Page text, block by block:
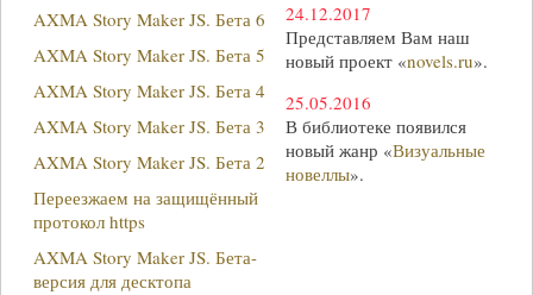
AXMA Story Maker JS. Бета 6
AXMA Story Maker JS. Бета 5
AXMA Story Maker JS. Бета 4
AXMA Story Maker JS. Бета 3
AXMA Story Maker JS. Бета 2
Переезжаем на защищённый
протокол https
AXMA Story Maker JS. Бета-
версия для десктопа
24.12.2017
Представляем Вам наш
новый проект «novels.ru».
25.05.2016
В библиотеке появился
новый жанр «Визуальные
новеллы».